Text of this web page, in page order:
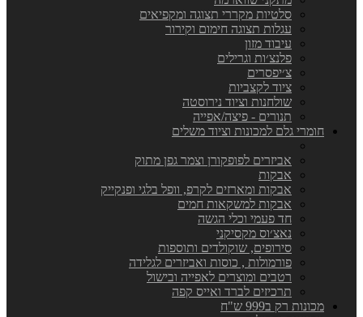
סלטיות מקררי תצוגה ומקפיאים
עגלות תצוגה חימום וקירור
עיבוד מזון
פלנצ׳ות וגרילים
צ׳יפסרים
ציוד לקצביות
שולחנות וציוד נירוסטה
תנורים - פיצה/אפייה
חומרי גלם למכונות וציוד משלים
אביזרים לפופקורן וצמר גפן מתוק
אבקות
אבקות ומארזים לקרפ, וופל בלגי ופנקייק
אבקות למשקאות חמים
חד פעמי וכלי הגשה
נאצ׳וס מקסיקני
סירופים, שוקולדים ותוספות
פורמולות , כוסות ואביזרים לגלידה
רטבים ומוצרים לאפייה ובישול
תרכיזים לברד ואייס קפה
מכונות רק ב999 ש"ח